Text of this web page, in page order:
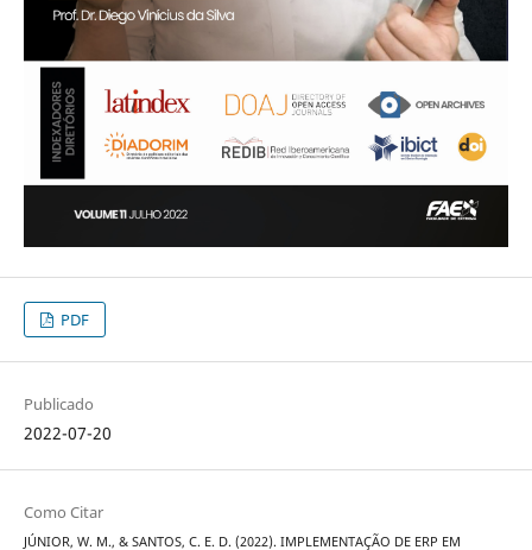
PDF
Publicado
2022-07-20
Como Citar
JÚNIOR, W. M., & SANTOS, C. E. D. (2022). IMPLEMENTAÇÃO DE ERP EM